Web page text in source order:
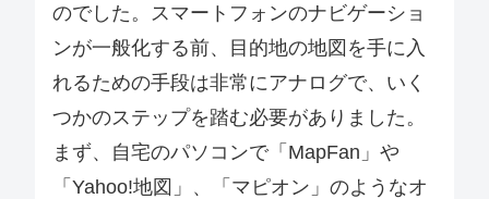
のでした。スマートフォンのナビゲーショ
ンが一般化する前、目的地の地図を手に入
れるための手段は非常にアナログで、いく
つかのステップを踏む必要がありました。
まず、自宅のパソコンで「MapFan」や
「Yahoo!地図」、「マピオン」のようなオ